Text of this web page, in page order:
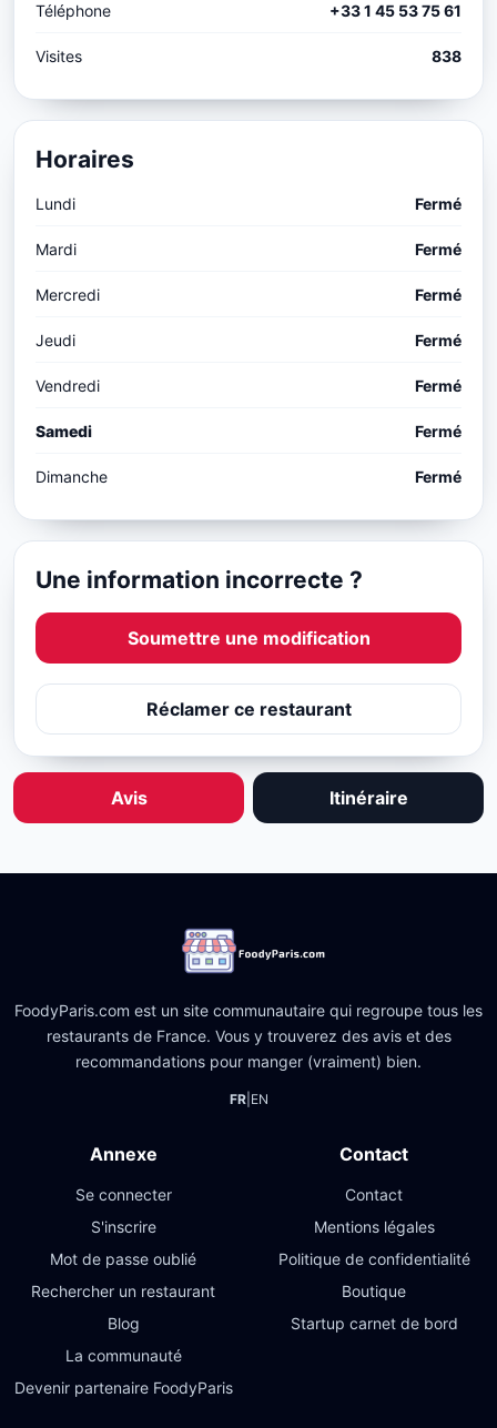
Téléphone +33 1 45 53 75 61
Visites 838
Horaires
Lundi Fermé
Mardi Fermé
Mercredi Fermé
Jeudi Fermé
Vendredi Fermé
Samedi Fermé
Dimanche Fermé
Une information incorrecte ?
Soumettre une modification
Réclamer ce restaurant
Avis Itinéraire
FoodyParis.com est un site communautaire qui regroupe tous les
restaurants de France. Vous y trouverez des avis et des
recommandations pour manger (vraiment) bien.
FR| EN
Annexe
Se connecter
S'inscrire
Mot de passe oublié
Rechercher un restaurant
Blog
La communauté
Devenir partenaire FoodyParis
Contact
Contact
Mentions légales
Politique de confidentialité
Boutique
Startup carnet de bord